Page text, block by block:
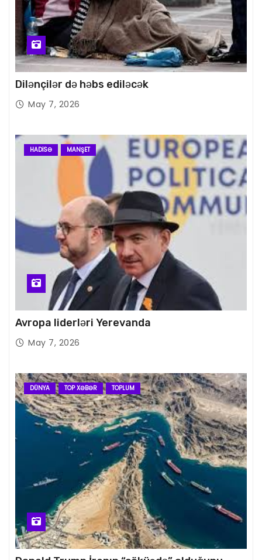
Dilənçilər də həbs ediləcək
May 7, 2026
HADISƏ MANŞET
Avropa liderləri Yerevanda
May 7, 2026
DÜNYA TOP XƏBƏR TOPLUM